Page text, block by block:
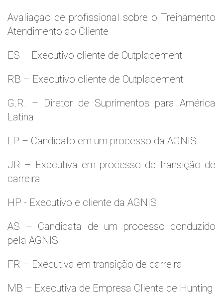
Avaliaçao de profissional sobre o Treinamento
Atendimento ao Cliente
ES – Executivo cliente de Outplacement
RB – Executivo cliente de Outplacement
G.R. – Diretor de Suprimentos para América
Latina
LP – Candidato em um processo da AGNIS
JR – Executiva em processo de transição de
carreira
HP - Executivo e cliente da AGNIS
AS – Candidata de um processo conduzido
pela AGNIS
FR – Executiva em transição de carreira
MB – Executiva de Empresa Cliente de Hunting